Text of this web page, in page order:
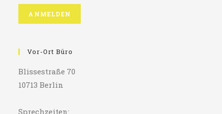
Vor-Ort Büro
Blissestraße 70
10713 Berlin
Sprechzeiten: